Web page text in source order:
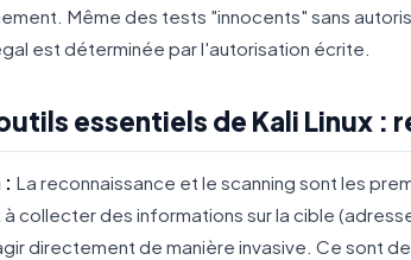
Même des tests "innocents" sans
est déterminée par l'autorisation écrite.
essentiels de Kali Linux :
: La reconnaissance et le scanning sont les
collecter des informations sur la cible
directement de manière invasive. Ce sont